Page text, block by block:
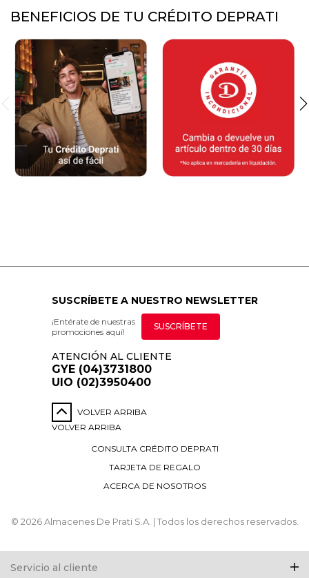
BENEFICIOS DE TU CRÉDITO DEPRATI
SUSCRÍBETE A NUESTRO NEWSLETTER
¡Entérate de nuestras
promociones aquí!
SUSCRÍBETE
ATENCIÓN AL CLIENTE
GYE (04)3731800
UIO (02)3950400
VOLVER ARRIBA
VOLVER ARRIBA
Servicio al cliente
CONSULTA CRÉDITO DEPRATI
TARJETA DE REGALO
ACERCA DE NOSOTROS
© 2026 Almacenes De Prati S.A. | Todos los derechos reservados.